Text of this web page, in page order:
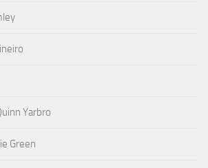
Yarbro
Green